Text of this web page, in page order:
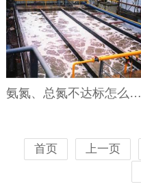
氨氮、总氮不达标怎么办？污水氨氮超标处理方法
首页 上一页